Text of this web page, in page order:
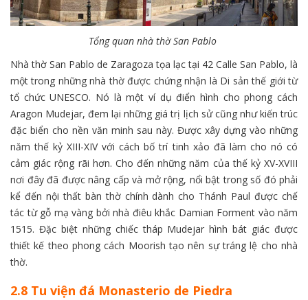
Tổng quan nhà thờ San Pablo
Nhà thờ San Pablo de Zaragoza tọa lạc tại 42 Calle San Pablo, là
một trong những nhà thờ được chứng nhận là Di sản thế giới từ
tổ chức UNESCO. Nó là một ví dụ điển hình cho phong cách
Aragon Mudejar, đem lại những giá trị lịch sử cũng như kiến trúc
đặc biển cho nền văn minh sau này. Được xây dựng vào những
năm thế kỷ XIII-XIV với cách bố trí tinh xảo đã làm cho nó có
cảm giác rộng rãi hơn. Cho đến những năm của thế kỷ XV-XVIII
nơi đây đã được nâng cấp và mở rộng, nổi bật trong số đó phải
kể đến nội thất bàn thờ chính dành cho Thánh Paul được chế
tác từ gỗ mạ vàng bởi nhà điêu khắc Damian Forment vào năm
1515. Đặc biệt những chiếc tháp Mudejar hình bát giác được
thiết kế theo phong cách Moorish tạo nên sự tráng lệ cho nhà
thờ.
2.8 Tu viện đá Monasterio de Piedra